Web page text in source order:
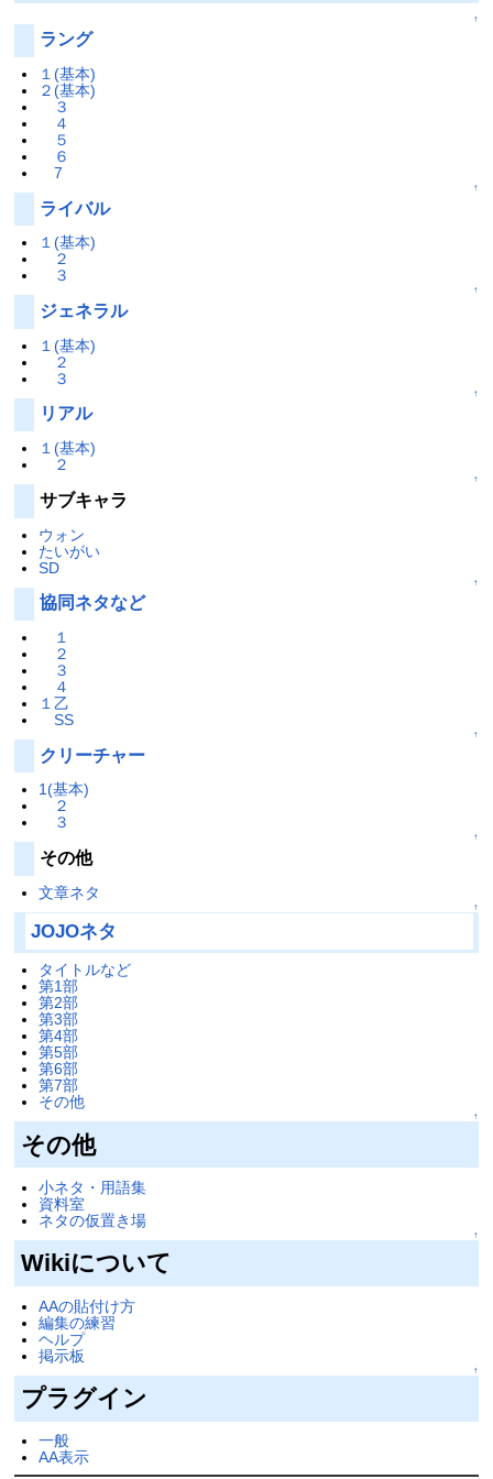
↑
ラング
１(基本)
２(基本)
３
４
５
６
7
↑
ライバル
１(基本)
２
３
↑
ジェネラル
１(基本)
２
３
↑
リアル
１(基本)
２
↑
サブキャラ
ウォン
たいがい
SD
↑
協同ネタなど
１
２
３
４
１乙
SS
↑
クリーチャー
1(基本)
２
３
↑
その他
文章ネタ
↑
JOJOネタ
タイトルなど
第1部
第2部
第3部
第4部
第5部
第6部
第7部
その他
↑
その他
小ネタ・用語集
資料室
ネタの仮置き場
↑
Wikiについて
AAの貼付け方
編集の練習
ヘルプ
掲示板
↑
プラグイン
一般
AA表示